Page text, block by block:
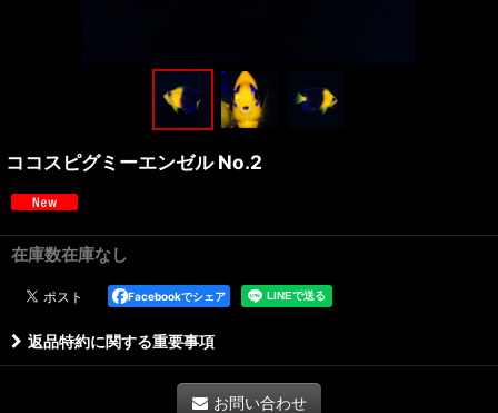
ココスピグミーエンゼル No.2
在庫数在庫なし
Facebookでシェア
返品特約に関する重要事項
お問い合わせ